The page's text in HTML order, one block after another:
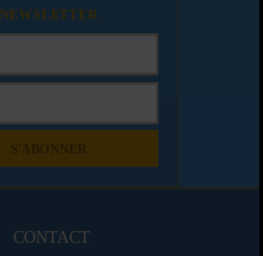
NEWSLETTER
CONTACT